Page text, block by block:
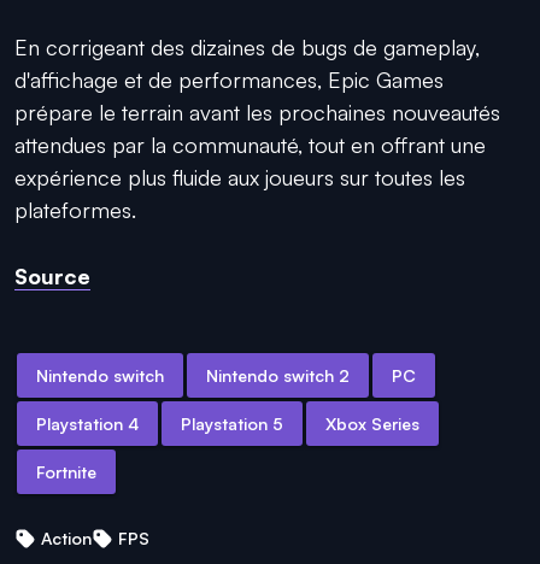
En corrigeant des dizaines de bugs de gameplay,
d'affichage et de performances, Epic Games
prépare le terrain avant les prochaines nouveautés
attendues par la communauté, tout en offrant une
expérience plus fluide aux joueurs sur toutes les
plateformes.
Source
Nintendo switch Nintendo switch 2 PC
Playstation 4 Playstation 5 Xbox Series
Fortnite
Action FPS